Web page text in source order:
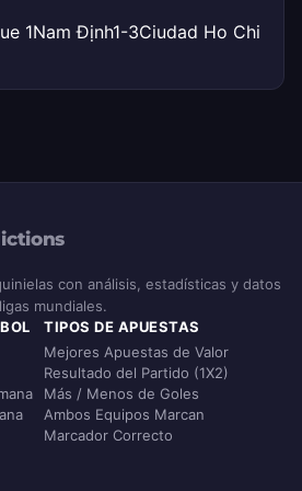
1Nam Định1-3Ciudad Ho Chi
con análisis, estadísticas y datos
mundiales.
TIPOS DE APUESTAS
Mejores Apuestas de Valor
Resultado del Partido (1X2)
Más / Menos de Goles
Ambos Equipos Marcan
Marcador Correcto